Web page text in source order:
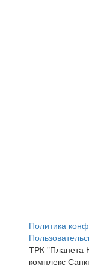
Политика
ТРК "Планета
комплекс